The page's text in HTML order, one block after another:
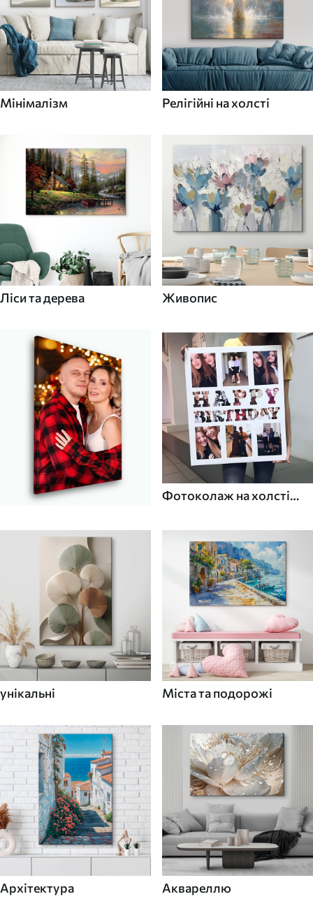
Мінімалізм Релігійні на холсті
Ліси та дерева Живопис
Фотоколаж на холсті
унікальні Міста та подорожі
Архітектура Аквареллю